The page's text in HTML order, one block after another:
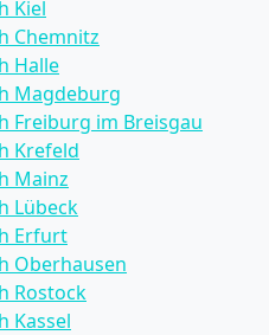
Kiel
Chemnitz
Halle
Magdeburg
Freiburg im Breisgau
Krefeld
Mainz
Lübeck
Erfurt
Oberhausen
Rostock
Kassel